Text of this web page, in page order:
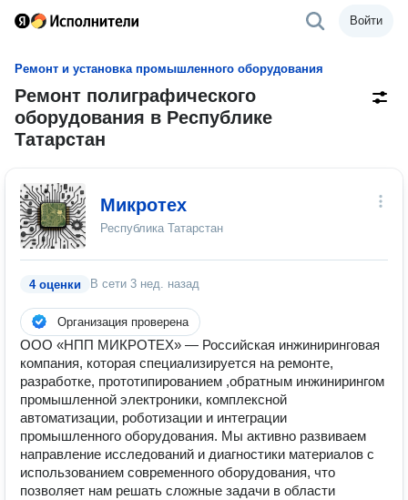
Войти
Ремонт и установка промышленного оборудования
Ремонт полиграфического
оборудования в Республике
Татарстан
Микротех
Республика Татарстан
4 оценки В сети 3 нед. назад
Организация проверена
ООО «НПП МИКРОТЕХ» — Российская инжиниринговая
компания, которая специализируется на ремонте,
разработке, прототипированием ,обратным инжинирингом
промышленной электроники, комплексной
автоматизации, роботизации и интеграции
промышленного оборудования. Мы активно развиваем
направление исследований и диагностики материалов с
использованием современного оборудования, что
позволяет нам решать сложные задачи в области